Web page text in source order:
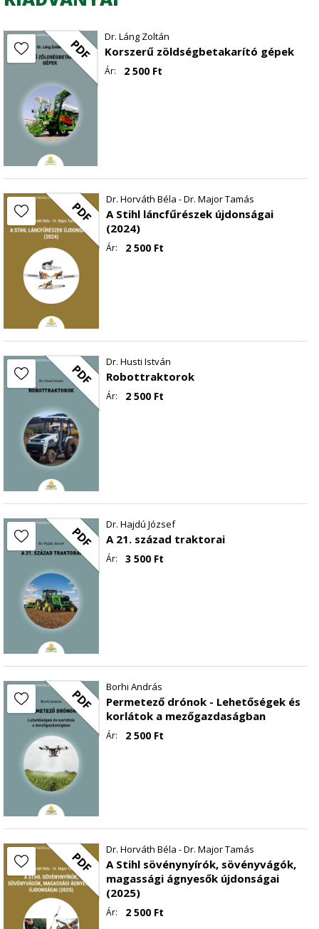
PDF Dr. Láng Zoltán
Korszerű zöldségbetakarító gépek
Ár: 2 500 Ft
PDF Dr. Horváth Béla - Dr. Major Tamás
A Stihl láncfűrészek újdonságai
(2024)
Ár: 2 500 Ft
PDF Dr. Husti István
Robottraktorok
Ár: 2 500 Ft
PDF Dr. Hajdú József
A 21. század traktorai
Ár: 3 500 Ft
PDF Borhi András
Permetező drónok - Lehetőségek és
korlátok a mezőgazdaságban
Ár: 2 500 Ft
PDF Dr. Horváth Béla - Dr. Major Tamás
A Stihl sövénynyírók, sövényvágók,
magassági ágnyesők újdonságai
(2025)
Ár: 2 500 Ft